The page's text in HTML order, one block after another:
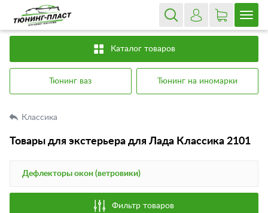
Каталог товаров
Тюнинг ваз Тюнинг на иномарки
Классика
Товары для экстерьера для Лада Классика 2101
Дефлекторы окон (ветровики)
Фильтр товаров